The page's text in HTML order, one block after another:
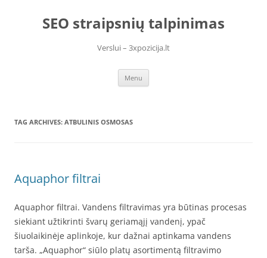
contentSEO straipsnių talpinimas
Verslui – 3xpozicija.lt
Menu
TAG ARCHIVES: ATBULINIS OSMOSAS
Aquaphor filtrai
Aquaphor filtrai. Vandens filtravimas yra būtinas procesas
siekiant užtikrinti švarų geriamąjį vandenį, ypač
šiuolaikinėje aplinkoje, kur dažnai aptinkama vandens
tarša. „Aquaphor“ siūlo platų asortimentą filtravimo